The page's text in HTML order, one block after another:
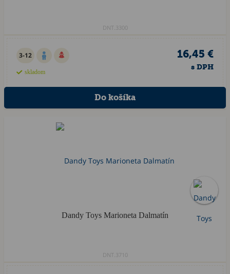
DNT.3300
3-12
skladom
16,45 €
s DPH
Dandy Toys Marioneta Dalmatín
DNT.3710